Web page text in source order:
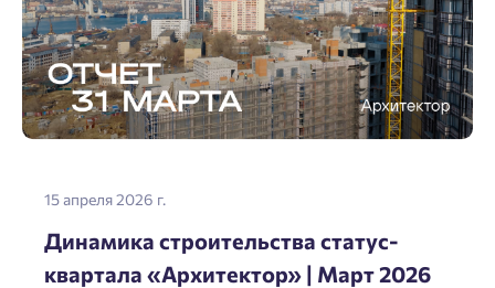
15 апреля 2026 г.
Динамика строительства статус-
квартала «Архитектор» | Март 2026